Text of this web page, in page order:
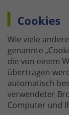
Cookies
Wie viele
genannte
die von einem
übertragen
automatisch
verwendeter
Computer und